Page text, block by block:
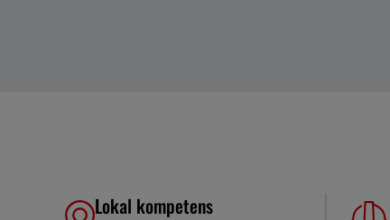
Lokal kompetens